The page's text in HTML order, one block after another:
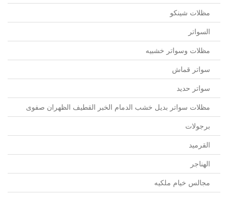
مظلات شينكو
السواتر
مظلات وسواتر خشبيه
سواتر قماش
سواتر حديد
مظلات سواتر بديل خشب الدمام الخبر القطيف الظهران صفوى
برجولات
القرميد
الهناجر
مجالس خيام ملكيه